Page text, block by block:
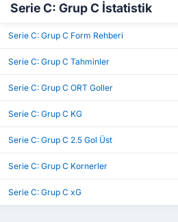
Serie C: Grup C İstatistik
Serie C: Grup C Form Rehberi
Serie C: Grup C Tahminler
Serie C: Grup C ORT Goller
Serie C: Grup C KG
Serie C: Grup C 2.5 Gol Üst
Serie C: Grup C Kornerler
Serie C: Grup C xG